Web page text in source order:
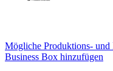
Mögliche Produktions- und
Business Box hinzufügen